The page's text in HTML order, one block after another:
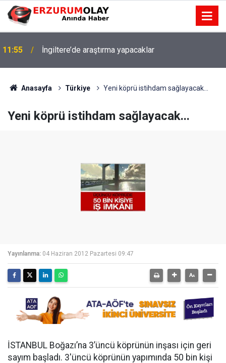
11:55 İngiltere’de araştırma yapacaklar
Anasayfa Türkiye Yeni köprü istihdam sağlayacak...
Yeni köprü istihdam sağlayacak...
Yayınlanma: 04 Haziran 2012 Pazartesi 09:47
İSTANBUL Boğazı’na 3’üncü köprünün inşası için geri
sayım başladı. 3'üncü köprünün yapımında 50 bin kişi